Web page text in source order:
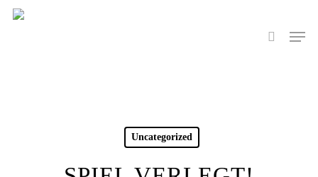
Skip
search
Menu
Uncategorized